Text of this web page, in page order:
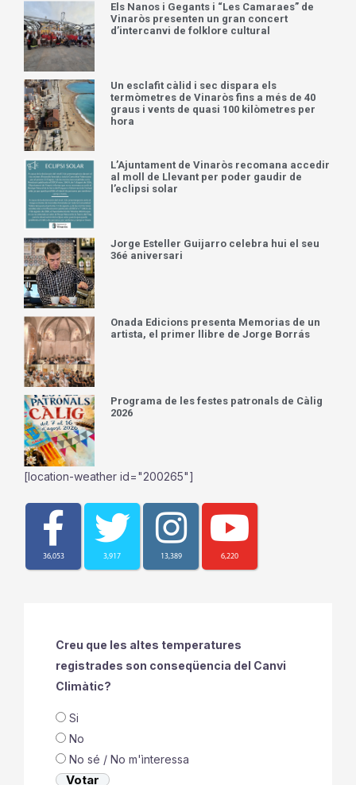
Els Nanos i Gegants i “Les Camaraes” de
Vinaròs presenten un gran concert
d’intercanvi de folklore cultural
Un esclafit càlid i sec dispara els
termòmetres de Vinaròs fins a més de 40
graus i vents de quasi 100 kilòmetres per
hora
L’Ajuntament de Vinaròs recomana accedir
al moll de Llevant per poder gaudir de
l’eclipsi solar
Jorge Esteller Guijarro celebra hui el seu
36é aniversari
Onada Edicions presenta Memorias de un
artista, el primer llibre de Jorge Borrás
Programa de les festes patronals de Càlig
2026
[location-weather id="200265"]
36,053 3,917 13,389 6,220
Creu que les altes temperatures
registrades son conseqüencia del Canvi
Climàtic?
Si
No
No sé / No m'ìnteressa